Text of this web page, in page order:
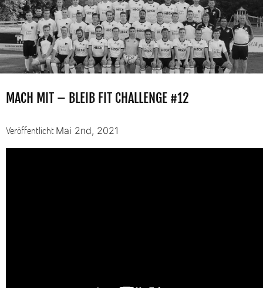
MACH MIT – BLEIB FIT CHALLENGE #12
Veröffentlicht Mai 2nd, 2021